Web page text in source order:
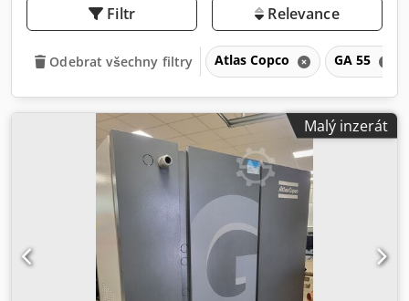
Filtr Relevance
Odebrat všechny filtry Atlas Copco GA 55
Malý inzerát